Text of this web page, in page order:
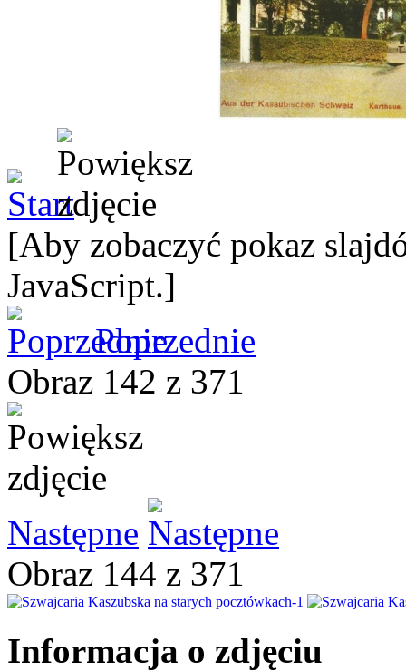
[Aby zobaczyć pokaz
JavaScript.]
Poprzednie
Obraz 142 z 371
Następne
Obraz 144 z 371
Informacja o zdjęciu